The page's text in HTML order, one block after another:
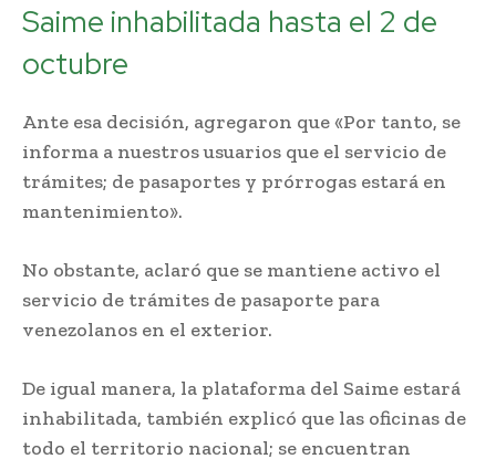
Saime inhabilitada hasta el 2 de
octubre
Ante esa decisión, agregaron que «Por tanto, se
informa a nuestros usuarios que el servicio de
trámites; de pasaportes y prórrogas estará en
mantenimiento».
No obstante, aclaró que se mantiene activo el
servicio de trámites de pasaporte para
venezolanos en el exterior.
De igual manera, la plataforma del Saime estará
inhabilitada, también explicó que las oficinas de
todo el territorio nacional; se encuentran